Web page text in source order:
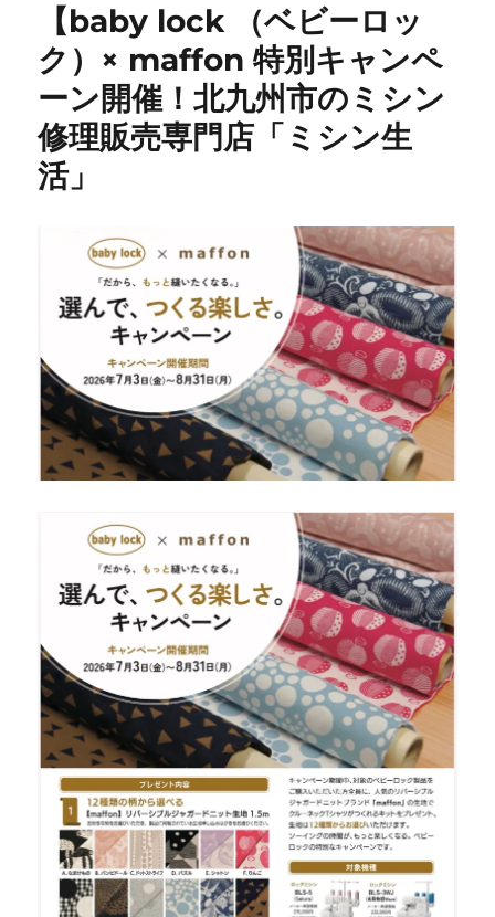
た
い
た
ミ
シ
入
荷！
専
門
店
だ
か
ら
で
き
る
安
の
納
品
サ
ポ
ー
ト
【北
九
州
市
の
ミ
シ
ン
修
理・
【baby lock （ベビーロッ
ク）× maffon 特別キャンペ
ーン開催！北九州市のミシン
修理販売専門店「ミシン生
活」